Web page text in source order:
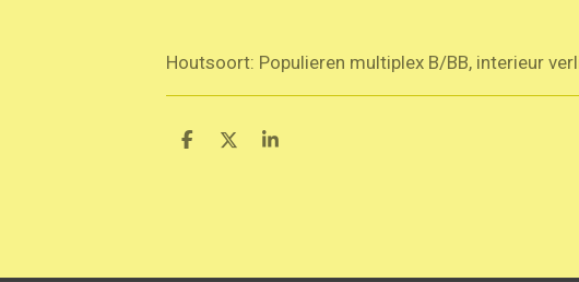
Houtsoort: Populieren multiplex B/BB, interieur
D
D
S